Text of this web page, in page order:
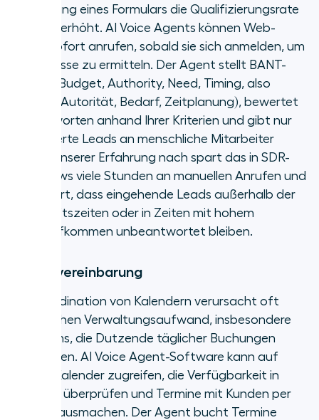
Einreichung eines Formulars die Qualifizierungsrate
deutlich erhöht. AI Voice Agents können Web-
Leads sofort anrufen, sobald sie sich anmelden, um
ihr Interesse zu ermitteln. Der Agent stellt BANT-
Fragen (Budget, Authority, Need, Timing, also
Budget, Autorität, Bedarf, Zeitplanung), bewertet
die Antworten anhand Ihrer Kriterien und gibt nur
qualifizierte Leads an menschliche Mitarbeiter
weiter. Unserer Erfahrung nach spart das in SDR-
Workflows viele Stunden an manuellen Anrufen und
verhindert, dass eingehende Leads außerhalb der
Geschäftszeiten oder in Zeiten mit hohem
Anrufaufkommen unbeantwortet bleiben.
Terminvereinbarung
Die Koordination von Kalendern verursacht oft
einen hohen Verwaltungsaufwand, insbesondere
für Teams, die Dutzende täglicher Buchungen
bearbeiten. AI Voice Agent-Software kann auf
interne Kalender zugreifen, die Verfügbarkeit in
Echtzeit überprüfen und Termine mit Kunden per
Telefon ausmachen. Der Agent bucht Termine